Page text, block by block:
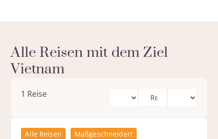
Alle Reisen mit dem Ziel
Vietnam
1 Reise
Alle Reisen Maßgeschneidert